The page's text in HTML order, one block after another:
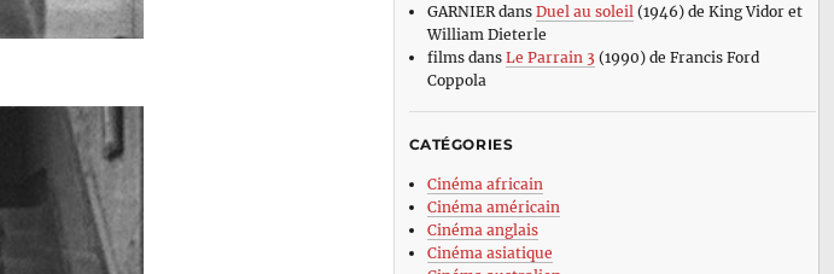
GARNIERdans Duel au soleil(1946) de King Vidor et
William Dieterle
filmsdans Le Parrain 3 (1990) de Francis Ford
Coppola
CATÉGORIES
Cinéma africain
Cinéma américain
Cinéma anglais
Cinéma asiatique